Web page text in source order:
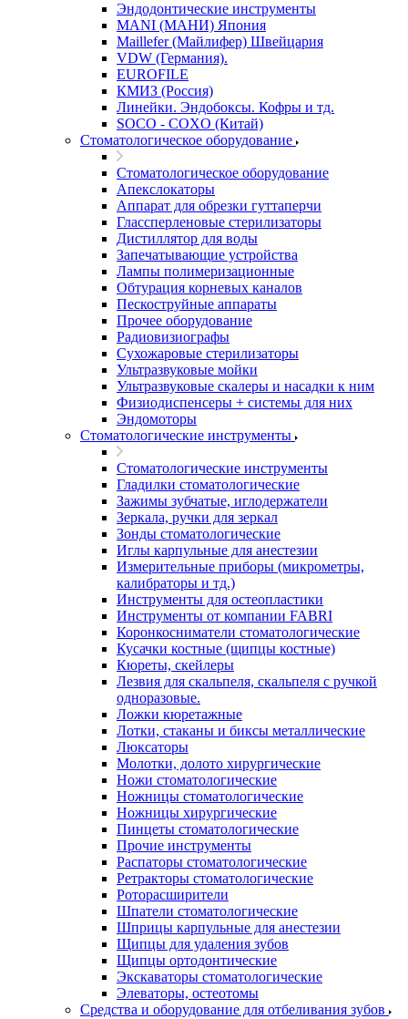
Эндодонтические инструменты
MANI (МАНИ) Япония
Maillefer (Майлифер) Швейцария
VDW (Германия).
EUROFILE
КМИЗ (Россия)
Линейки. Эндобоксы. Кофры и тд.
SOCO - COXO (Китай)
Стоматологическое оборудование
Стоматологическое оборудование
Апекслокаторы
Аппарат для обрезки гуттаперчи
Глассперленовые стерилизаторы
Дистиллятор для воды
Запечатывающие устройства
Лампы полимеризационные
Обтурация корневых каналов
Пескоструйные аппараты
Прочее оборудование
Радиовизиографы
Сухожаровые стерилизаторы
Ультразвуковые мойки
Ультразвуковые скалеры и насадки к ним
Физиодиспенсеры + системы для них
Эндомоторы
Стоматологические инструменты
Стоматологические инструменты
Гладилки стоматологические
Зажимы зубчатые, иглодержатели
Зеркала, ручки для зеркал
Зонды стоматологические
Иглы карпульные для анестезии
Измерительные приборы (микрометры,
калибраторы и тд.)
Инструменты для остеопластики
Инструменты от компании FABRI
Коронкосниматели стоматологические
Кусачки костные (щипцы костные)
Кюреты, скейлеры
Лезвия для скальпеля, скальпеля с ручкой
одноразовые.
Ложки кюретажные
Лотки, стаканы и биксы металлические
Люксаторы
Молотки, долото хирургические
Ножи стоматологические
Ножницы стоматологические
Ножницы хирургические
Пинцеты стоматологические
Прочие инструменты
Распаторы стоматологические
Ретракторы стоматологические
Роторасширители
Шпатели стоматологические
Шприцы карпульные для анестезии
Щипцы для удаления зубов
Щипцы ортодонтические
Экскаваторы стоматологические
Элеваторы, остеотомы
Средства и оборудование для отбеливания зубов